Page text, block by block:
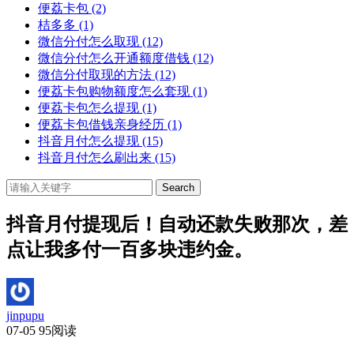
便荔卡包 (2)
桔多多 (1)
微信分付怎么取现 (12)
微信分付怎么开通额度借钱 (12)
微信分付取现的方法 (12)
便荔卡包购物额度怎么套现 (1)
便荔卡包怎么提现 (1)
便荔卡包借钱亲身经历 (1)
抖音月付怎么提现 (15)
抖音月付怎么刷出来 (15)
Search
抖音月付提现后！自动还款失败那次，差
点让我多付一百多块违约金。
jinpupu
07-05 95阅读